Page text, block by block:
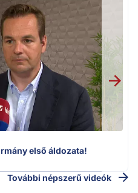
első áldozata!
További népszerű videók